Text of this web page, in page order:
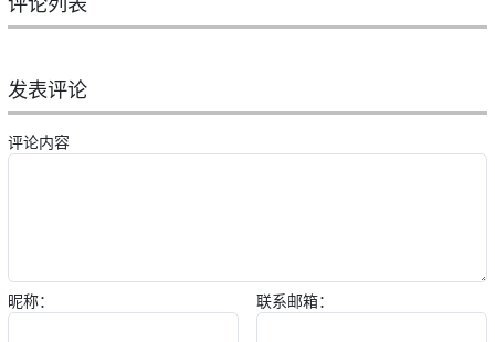
发表评论
评论内容
昵称： 联系邮箱：